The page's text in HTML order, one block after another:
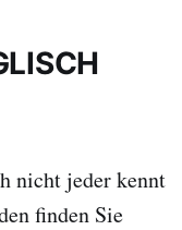
nicht jeder kennt
finden Sie